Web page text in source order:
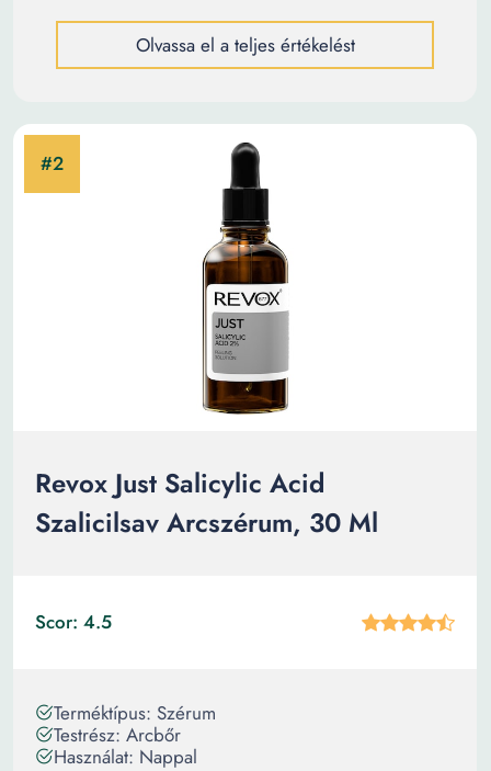
Olvassa el a teljes értékelést
Revox Just Salicylic Acid
Szalicilsav Arcszérum, 30 Ml
Scor: 4.5
Terméktípus: Szérum
Testrész: Arcbőr
Használat: Nappal